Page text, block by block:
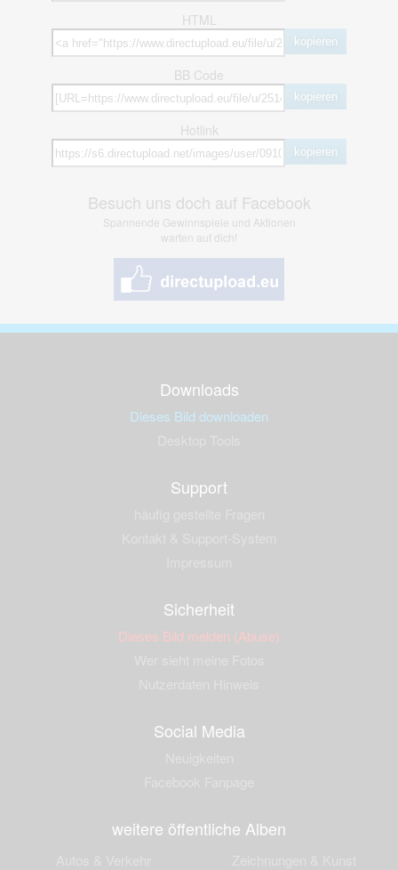
HTML
kopieren
BB Code
kopieren
Hotlink
kopieren
Besuch uns doch auf Facebook
Spannende Gewinnspiele und Aktionen
warten auf dich!
Downloads
Dieses Bild downloaden
Support
Sicherheit
Dieses Bild melden (Abuse)
Social Media
weitere öffentliche Alben